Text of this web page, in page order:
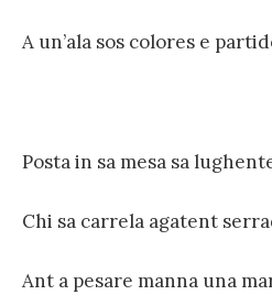
A un’ala sos colores e
Posta in sa mesa sa
Chi sa carrela agatent
Ant a pesare manna una